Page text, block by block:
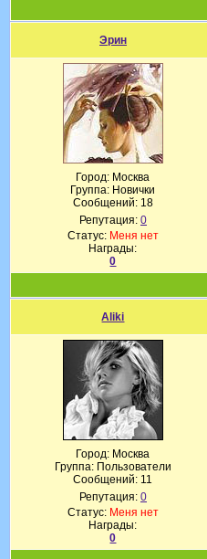
Эрин
Город: Москва
Группа: Новички
Сообщений: 18
Репутация: 0
Статус: Меня нет
Награды:
0
Aliki
Город: Москвa
Группа: Пользователи
Сообщений: 11
Репутация: 0
Статус: Меня нет
Награды:
0